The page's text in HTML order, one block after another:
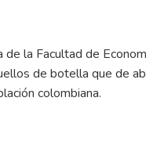
de la Facultad de
de botella que de
colombiana.